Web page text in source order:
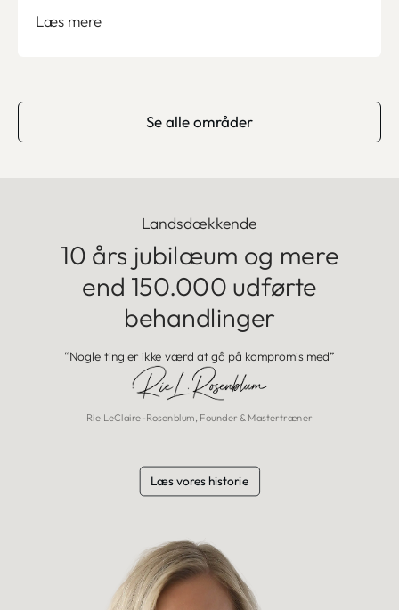
Læs mere
Se alle områder
Landsdækkende
10 års jubilæum og mere
end 150.000 udførte
behandlinger
“Nogle ting er ikke værd at gå på kompromis med”
Rie LeClaire-Rosenblum, Founder & Mastertræner
Læs vores historie